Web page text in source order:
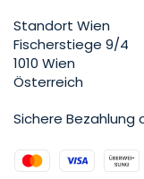
Standort Wien
Fischerstiege 9/4
1010 Wien
Österreich
Sichere Bezahlung